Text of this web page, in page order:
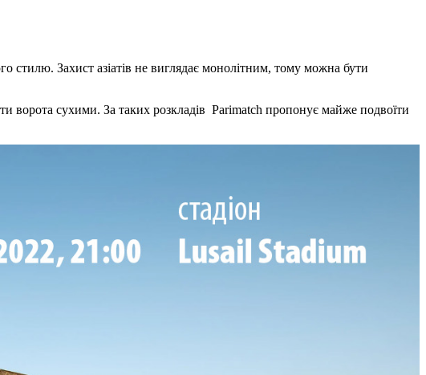
стилю. Захист азіатів не виглядає монолітним, тому можна бути
ворота сухими. За таких розкладів Parimatch пропонує майже подвоїти